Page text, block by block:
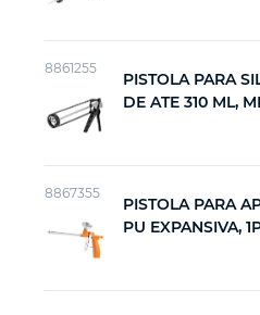
8861255
PISTOLA PARA
DE ATE 310 ML,
8867355
PISTOLA PARA
PU EXPANSIVA,